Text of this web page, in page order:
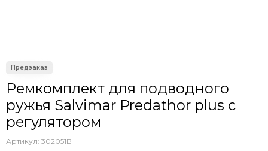
Ремкомплект для подводного
ружья Salvimar Predathor plus с
регулятором
Артикул: 302051B